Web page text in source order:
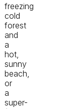
freezing
cold
forest
and
a
hot,
sunny
beach,
or
a
super-